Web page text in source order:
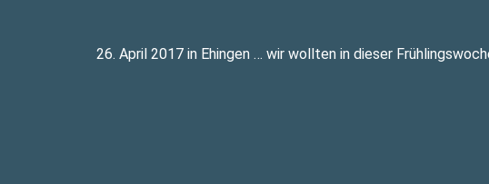
26. April 2017 in Ehingen … wir wollten in dieser